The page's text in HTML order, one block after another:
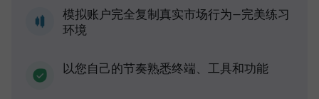
模拟账户完全复制真实市场行为—完美练习
环境
以您自己的节奏熟悉终端、工具和功能